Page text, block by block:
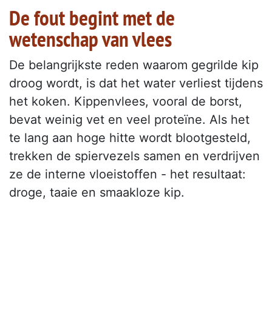
De fout begint met de
wetenschap van vlees
De belangrijkste reden waarom gegrilde kip
droog wordt, is dat het water verliest tijdens
het koken. Kippenvlees, vooral de borst,
bevat weinig vet en veel proteïne. Als het
te lang aan hoge hitte wordt blootgesteld,
trekken de spiervezels samen en verdrijven
ze de interne vloeistoffen - het resultaat:
droge, taaie en smaakloze kip.